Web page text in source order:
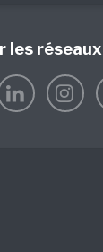
les réseaux